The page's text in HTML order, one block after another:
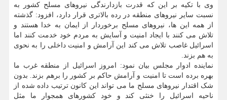
وی با تکیه بر این که قدرت بازدارندگی نیروهای مسلح کشور به
نسبت سایر نیروهای منطقه در رده بالاتری قرار دارد، افزود: گذشته
از همه این ها، نیروهای مسلح برخوردار از ایمان به خدا هستند و
تلاش می کنند با ایجاد امنیت و آسایش به مردم خود خدمت کنند اما
اسرائیل غاصب تلاش می کند این آرامش و امنیت داخلی را به نحوی
به هم بزند.
نماینده ادوار مجلس بیان نمود: امروز اسرائیل از منطقه غرب ما
بهره برده است تا امنیت و آرامش حاکم بر کشور را برهم بزند. بدون
شک اقتدار نیروهای مسلح ما می تواند این کانون ترتیب داده شده از
ناحیه اسرائیل را خنثی کند و خود کشورهای همجوار ما مثل